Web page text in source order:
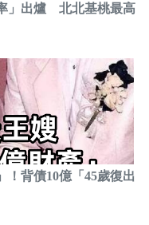
」出爐 北北基桃最高
！背債10億「45歲復出